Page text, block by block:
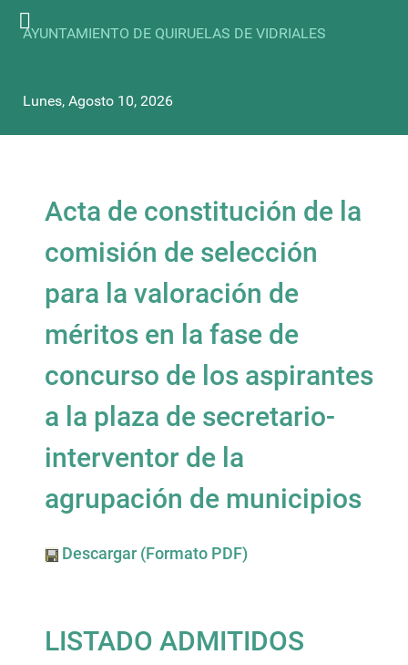
AYUNTAMIENTO DE QUIRUELAS DE VIDRIALES
Lunes, Agosto 10, 2026
Acta de constitución de la
comisión de selección
para la valoración de
méritos en la fase de
concurso de los aspirantes
a la plaza de secretario-
interventor de la
agrupación de municipios
Descargar (Formato PDF)
LISTADO ADMITIDOS